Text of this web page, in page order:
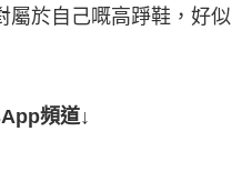
屬於自己嘅高踭鞋，好似
頻道↓